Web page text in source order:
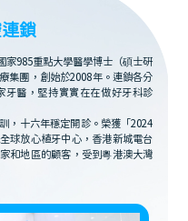
鎖
家985重點大學醫學博士（碩士研
集團，創始於2008年。連鎖各分
牙醫，堅持實實在在做好牙科診
，十六年穩定開診。榮獲「2024
球放心植牙中心，香港新城電台
和地區的顧客，受到粵港澳大灣